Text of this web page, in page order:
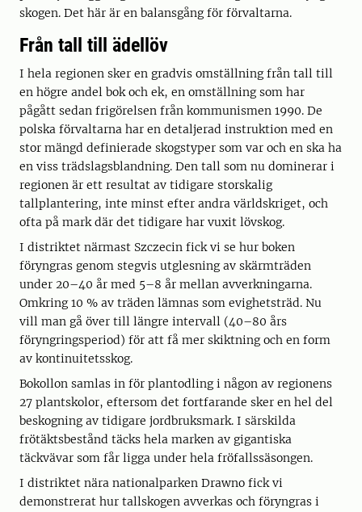
skogen. Det här är en balansgång för förvaltarna.
Från tall till ädellöv
I hela regionen sker en gradvis omställning från tall till
en högre andel bok och ek, en omställning som har
pågått sedan frigörelsen från kommunismen 1990. De
polska förvaltarna har en detaljerad instruktion med en
stor mängd definierade skogstyper som var och en ska ha
en viss trädslagsblandning. Den tall som nu dominerar i
regionen är ett resultat av tidigare storskalig
tallplantering, inte minst efter andra världskriget, och
ofta på mark där det tidigare har vuxit lövskog.
I distriktet närmast Szczecin fick vi se hur boken
föryngras genom stegvis utglesning av skärmträden
under 20–40 år med 5–8 år mellan avverkningarna.
Omkring 10 % av träden lämnas som evighetsträd. Nu
vill man gå över till längre intervall (40–80 års
föryngringsperiod) för att få mer skiktning och en form
av kontinuitetsskog.
Bokollon samlas in för plantodling i någon av regionens
27 plantskolor, eftersom det fortfarande sker en hel del
beskogning av tidigare jordbruksmark. I särskilda
frötäktsbestånd täcks hela marken av gigantiska
täckvävar som får ligga under hela fröfallssäsongen.
I distriktet nära nationalparken Drawno fick vi
demonstrerat hur tallskogen avverkas och föryngras i